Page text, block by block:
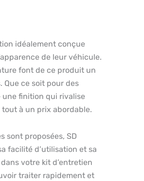
idéalement conçue
de leur véhicule.
font de ce produit un
ce soit pour des
finition qui rivalise
tout à un prix abordable.
sont proposées, SD
facilité d’utilisation et sa
votre kit d’entretien
traiter rapidement et